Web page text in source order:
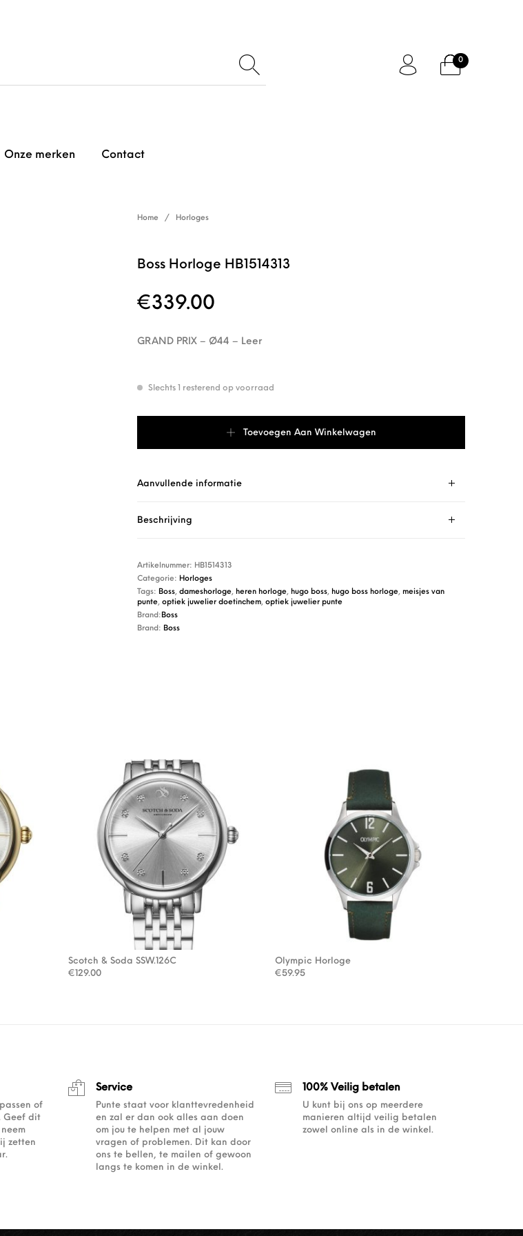
0
Onze merken Contact
Home / Horloges
Boss Horloge HB1514313
€339.00
GRAND PRIX – Ø44 – Leer
Slechts 1 resterend op voorraad
Toevoegen Aan Winkelwagen
Aanvullende informatie
Beschrijving
Artikelnummer: HB1514313
Categorie: Horloges
Tags: Boss, dameshorloge, heren horloge, hugo boss, hugo boss horloge, meisjes van
punte, optiek juwelier doetinchem, optiek juwelier punte
Brand: Boss
Brand: Boss
Scotch & Soda SSW.126C
€129.00
Olympic Horloge
€59.95
of
Geef dit
zetten
Service
Punte staat voor klanttevredenheid
en zal er dan ook alles aan doen
om jou te helpen met al jouw
vragen of problemen. Dit kan door
ons te bellen, te mailen of gewoon
langs te komen in de winkel.
100% Veilig betalen
U kunt bij ons op meerdere
manieren altijd veilig betalen
zowel online als in de winkel.